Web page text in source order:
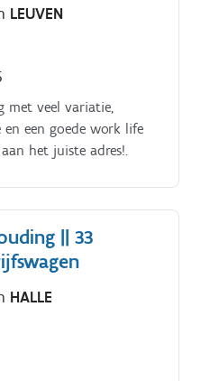
LEUVEN
met veel variatie,
een goede work life
het juiste adres!.
|| 33
HALLE